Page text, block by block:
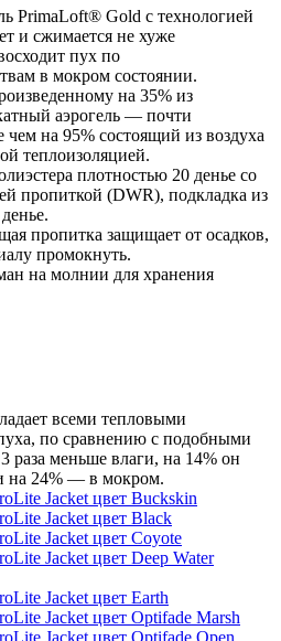
PrimaLoft® Gold с технологией
и сжимается не хуже
пух по
в мокром состоянии.
на 35% из
аэрогель — почти
на 95% состоящий из воздуха
теплоизоляцией.
плотностью 20 денье со
пропиткой (DWR), подкладка из
пропитка защищает от осадков,
промокнуть.
на молнии для хранения